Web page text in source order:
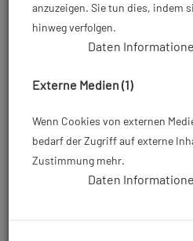
(27/30) #
ab22,00 €*
anzuzeigen. Sie tun dies, indem
hinweg verfolgen.
Daten
Externe Medien (1)
Wenn Cookies von externen
bedarf der Zugriff auf externe
Zustimmung mehr.
Daten